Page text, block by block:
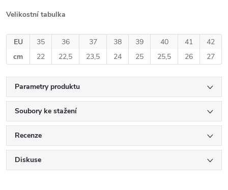
Velikostní tabulka
EU 35 36 37 38 39 40 41
42
cm
22 22,5 23,5 24 25 25,5 26 27
Parametry produktu
Soubory ke stažení
Recenze
Diskuse